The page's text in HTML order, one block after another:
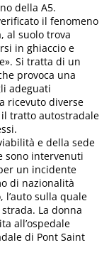
della A5.
il fenomeno
al suolo trova
in ghiaccio e
Si tratta di un
provoca una
adeguati
ricevuto diverse
tratto autostradale
e della sede
sono intervenuti
un incidente
di nazionalità
l’auto sulla quale
La donna
all’ospedale
di Pont Saint